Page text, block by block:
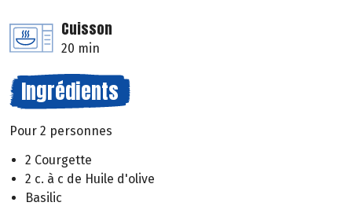
Cuisson
20 min
Ingrédients
Pour 2 personnes
2 Courgette
2 c. à c de Huile d'olive
Basilic